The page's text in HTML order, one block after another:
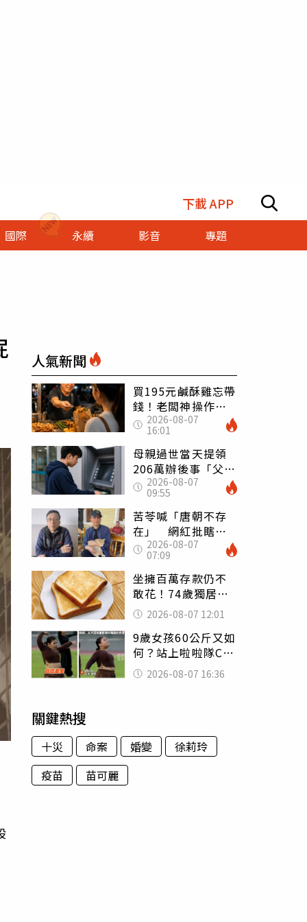
下載 APP
國際 永續 影音 專題
人氣新聞
買195元鹹酥雞忘帶
錢！老闆神操作
「倒找5元」 全網
看哭：這就是台灣
2026-08-07
16:01
母親過世當天提領
206萬辦後事「父子
遭判刑」 律師：
搶錢先下手是罪
2026-08-07
09:55
苦苓喊「唐朝不存
在」 網紅批瞎編
歷史：李白、杜甫
用鮮卑文寫詩？
2026-08-07
07:09
坐擁百萬存款仍不
敢花！74歲獨居翁
「1餐只吃1片吐
司」 半年後暴瘦
嚇壞女兒
2026-08-07 12:01
9歲女孩60公斤又如
何？站上啦啦隊C位
驚艷全場 千萬網
友被圈粉
2026-08-07 16:36
關鍵熱搜
十災 命案 婚變
徐莉玲
疫苗
苗可麗